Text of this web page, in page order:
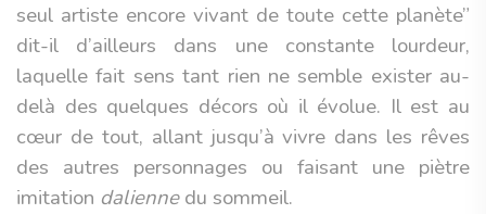
seul artiste encore vivant de toute cette planète”
dit-il d’ailleurs dans une constante lourdeur,
laquelle fait sens tant rien ne semble exister au-
delà des quelques décors où il évolue. Il est au
cœur de tout, allant jusqu’à vivre dans les rêves
des autres personnages ou faisant une piètre
imitation daliennedu sommeil.